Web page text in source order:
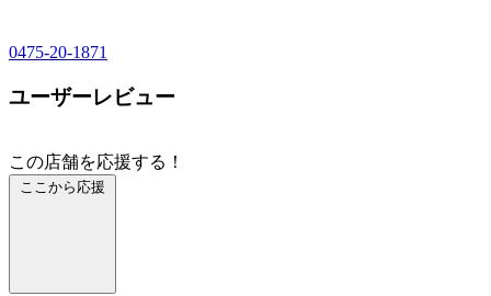
0475-20-1871
ユーザーレビュー
この店舗を応援する！
ここから応援